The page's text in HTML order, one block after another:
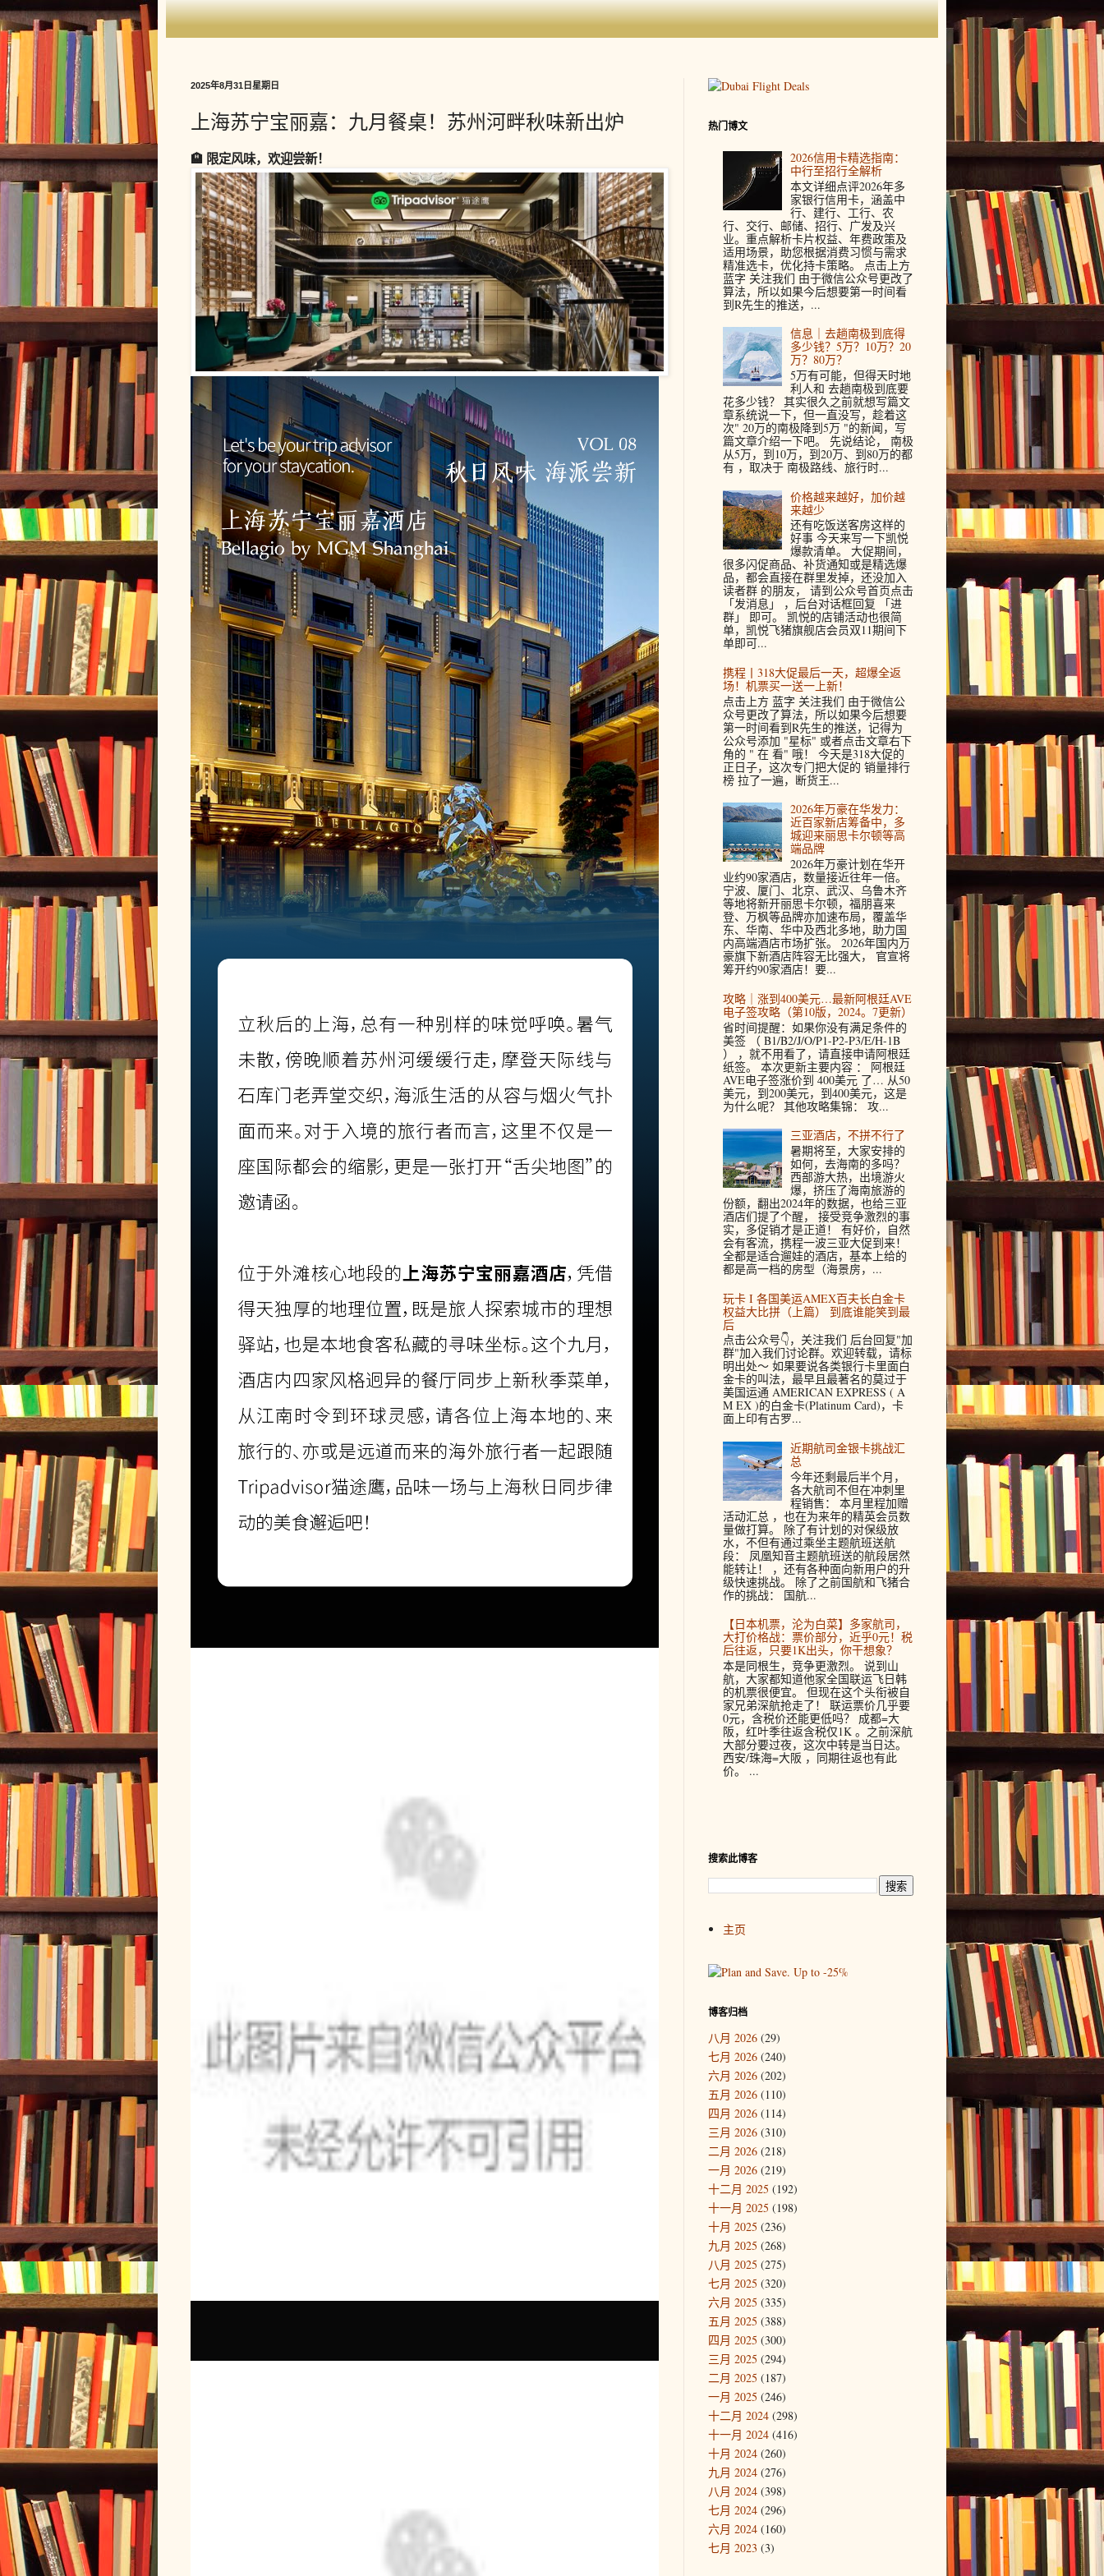
2025年8月31日星期日
上海苏宁宝丽嘉：九月餐桌！苏州河畔秋味新出炉
🏨 限定风味，欢迎尝新！
热门博文
2026信用卡精选指南：
中行至招行全解析
本文详细点评2026年多
家银行信用卡，涵盖中
行、建行、工行、农
行、交行、邮储、招行、广发及兴
业。重点解析卡片权益、年费政策及
适用场景，助您根据消费习惯与需求
精准选卡，优化持卡策略。 点击上方
蓝字 关注我们 由于微信公众号更改了
算法，所以如果今后想要第一时间看
到R先生的推送，...
信息｜去趟南极到底得
多少钱？5万？10万？20
万？80万？
5万有可能，但得天时地
利人和 去趟南极到底要
花多少钱？ 其实很久之前就想写篇文
章系统说一下，但一直没写，趁着这
次" 20万的南极降到5万 "的新闻，写
篇文章介绍一下吧。 先说结论， 南极
从5万，到10万，到20万、到80万的都
有 ，取决于 南极路线、旅行时...
价格越来越好，加价越
来越少
还有吃饭送客房这样的
好事 今天来写一下凯悦
爆款清单。 大促期间，
很多闪促商品、补货通知或是精选爆
品，都会直接在群里发掉，还没加入
读者群 的朋友， 请到公众号首页点击
「发消息」 ，后台对话框回复 「进
群」 即可。 凯悦的店铺活动也很简
单，凯悦飞猪旗舰店会员双11期间下
单即可...
携程丨318大促最后一天，超爆全返
场！机票买一送一上新！
点击上方 蓝字 关注我们 由于微信公
众号更改了算法，所以如果今后想要
第一时间看到R先生的推送，记得为
公众号添加 "星标" 或者点击文章右下
角的 " 在 看" 哦！ 今天是318大促的
正日子，这次专门把大促的 销量排行
榜 拉了一遍，断货王...
2026年万豪在华发力：
近百家新店筹备中，多
城迎来丽思卡尔顿等高
端品牌
2026年万豪计划在华开
业约90家酒店，数量接近往年一倍。
宁波、厦门、北京、武汉、乌鲁木齐
等地将新开丽思卡尔顿，福朋喜来
登、万枫等品牌亦加速布局，覆盖华
东、华南、华中及西北多地，助力国
内高端酒店市场扩张。 2026年国内万
豪旗下新酒店阵容无比强大， 官宣将
筹开约90家酒店！要...
攻略｜涨到400美元…最新阿根廷AVE
电子签攻略（第10版，2024。7更新）
省时间提醒：如果你没有满足条件的
美签 （ B1/B2/J/O/P1-P2-P3/E/H-1B
） ，就不用看了，请直接申请阿根廷
纸签。 本次更新主要内容 ： 阿根廷
AVE电子签涨价到 400美元 了… 从50
美元，到200美元，到400美元，这是
为什么呢？ 其他攻略集锦： 攻...
三亚酒店，不拼不行了
暑期将至，大家安排的
如何，去海南的多吗？
西部游大热，出境游火
爆，挤压了海南旅游的
份额，翻出2024年的数据，也给三亚
酒店们提了个醒， 接受竞争激烈的事
实，多促销才是正道！ 有好价，自然
会有客流，携程一波三亚大促到来！
全都是适合遛娃的酒店，基本上给的
都是高一档的房型（海景房，...
玩卡 I 各国美运AMEX百夫长白金卡
权益大比拼（上篇） 到底谁能笑到最
后
点击公众号👇，关注我们 后台回复"加
群"加入我们讨论群。欢迎转载，请标
明出处～ 如果要说各类银行卡里面白
金卡的叫法，最早且最著名的莫过于
美国运通 AMERICAN EXPRESS ( A
M EX )的白金卡(Platinum Card)，卡
面上印有古罗...
近期航司金银卡挑战汇
总
今年还剩最后半个月，
各大航司不但在冲刺里
程销售： 本月里程加赠
活动汇总 ，也在为来年的精英会员数
量做打算。 除了有计划的对保级放
水，不但有通过乘坐主题航班送航
段： 凤凰知音主题航班送的航段居然
能转让！ ，还有各种面向新用户的升
级快速挑战。 除了之前国航和飞猪合
作的挑战： 国航...
【日本机票，沦为白菜】多家航司，
大打价格战：票价部分，近乎0元！税
后往返，只要1K出头，你干想象？
本是同根生，竞争更激烈。 说到山
航，大家都知道他家全国联运飞日韩
的机票很便宜。 但现在这个头衔被自
家兄弟深航抢走了！ 联运票价几乎要
0元，含税价还能更低吗？ 成都=大
阪，红叶季往返含税仅1K 。之前深航
大部分要过夜，这次中转是当日达。
西安/珠海=大阪 ，同期往返也有此
价。 ...
搜索此博客
主页
博客归档
八月 2026 (29)
七月 2026 (240)
六月 2026 (202)
五月 2026 (110)
四月 2026 (114)
三月 2026 (310)
二月 2026 (218)
一月 2026 (219)
十二月 2025 (192)
十一月 2025 (198)
十月 2025 (236)
九月 2025 (268)
八月 2025 (275)
七月 2025 (320)
六月 2025 (335)
五月 2025 (388)
四月 2025 (300)
三月 2025 (294)
二月 2025 (187)
一月 2025 (246)
十二月 2024 (298)
十一月 2024 (416)
十月 2024 (260)
九月 2024 (276)
八月 2024 (398)
七月 2024 (296)
六月 2024 (160)
七月 2023 (3)